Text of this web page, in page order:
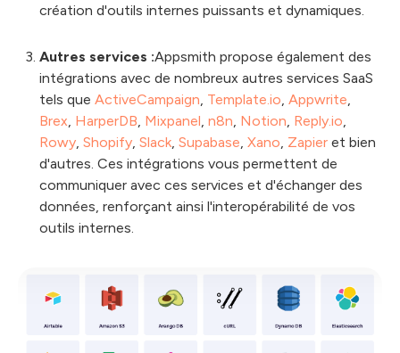
création d'outils internes puissants et dynamiques.
Autres services :Appsmith propose également des
intégrations avec de nombreux autres services SaaS
tels que ActiveCampaign Template.io Appwrite
Brex HarperDB Mixpanel n8n Notion Reply.io
Rowy Shopify Slack Supabase Xano Zapier et bien
d'autres. Ces intégrations vous permettent de
communiquer avec ces services et d'échanger des
données, renforçant ainsi l'interopérabilité de vos
outils internes.